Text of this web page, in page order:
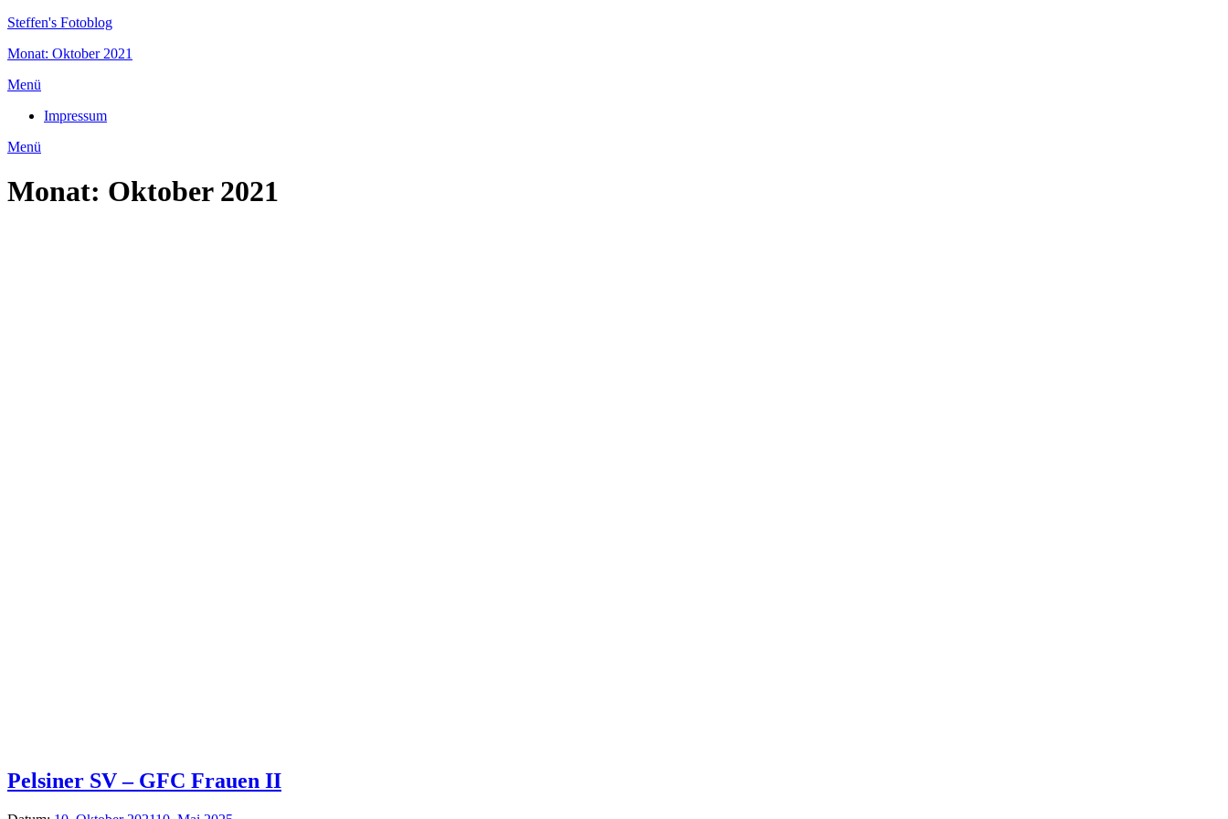
Zum
wechseln
Steffen's Fotoblog
Monat: Oktober 2021
Menü
Impressum
Menü
Monat: Oktober 2021
Pelsiner SV – GFC Frauen II